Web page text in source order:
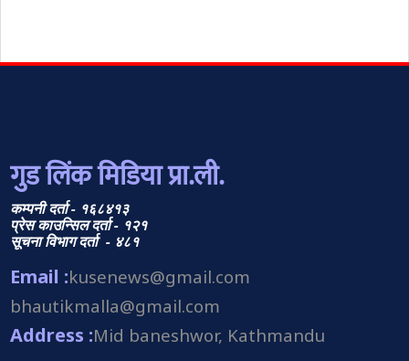
गुड लिंक मिडिया प्रा.ली.
कम्पनी दर्ता - १६८४१३
प्रेस काउन्सिल दर्ता - १२१
सूचना विभाग दर्ता - ४८१
Email :kusenews@gmail.com
bhautikmalla@gmail.com
Address :Mid baneshwor, Kathmandu